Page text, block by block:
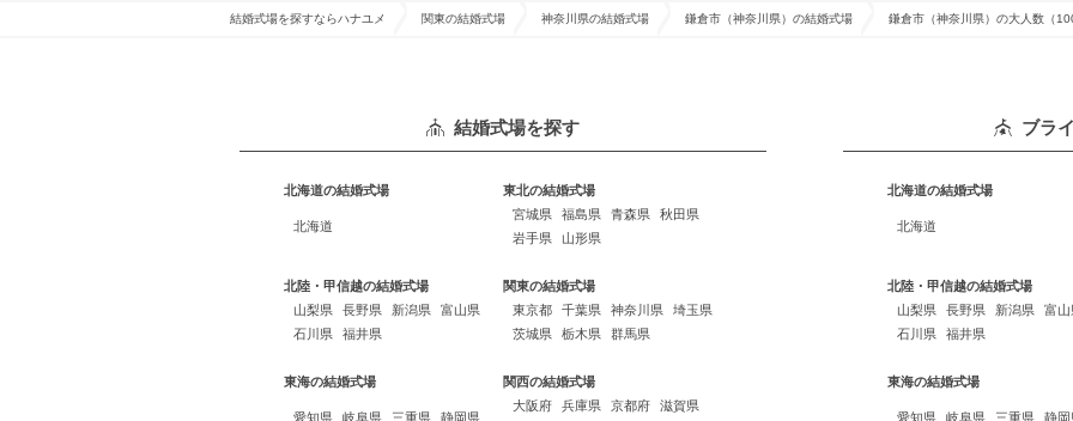
結婚式場を探すならハナユメ 関東の結婚式場 神奈川県の結婚式場 鎌倉市（神奈川県）の結婚式場 鎌倉市（神奈川県）の大人数（
結婚式場を探す
北海道の結婚式場
北海道
東北の結婚式場
宮城県
福島県 青森県
秋田県
岩手県
山形県
北陸・甲信越の結婚式場
山梨県
長野県 新潟県
富山県
石川県
福井県
関東の結婚式場
東京都
千葉県 神奈川県
埼玉県
茨城県
栃木県 群馬県
東海の結婚式場
愛知県 岐阜県 三重県 静岡県
関西の結婚式場
大阪府
兵庫県 京都府 滋賀県
ブラ
北海道の結婚式場
北海道
北陸・甲信越の結婚式場
山梨県
長野県 新潟県
富山
石川県
福井県
東海の結婚式場
愛知県 岐阜県 三重県 静岡